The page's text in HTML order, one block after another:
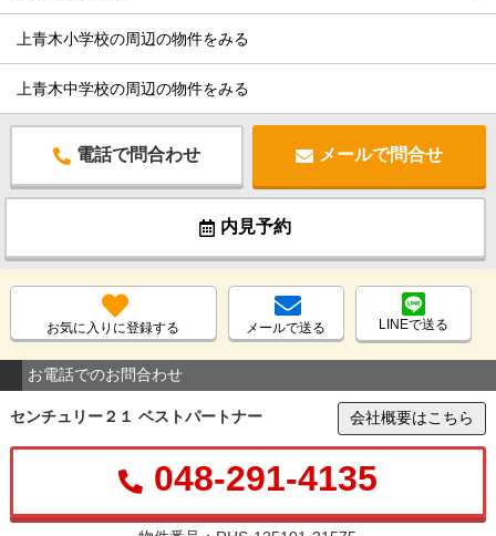
上青木小学校の周辺の物件をみる
上青木中学校の周辺の物件をみる
電話で問合わせ メールで問合せ
内見予約
お気に入りに登録する メールで送る LINEで送る
お電話でのお問合わせ
センチュリー２１ ベストパートナー 会社概要はこちら
048-291-4135